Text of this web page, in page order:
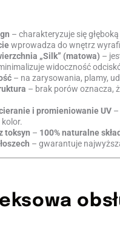
– charakteryzuje się
wprowadza do wnętrz
„Silk” (matowa) –
widoczność
– na zarysowania, plamy,
– brak porów oznacza,
i promieniowanie UV –
toksyn – 100% naturalne
– gwarantuje